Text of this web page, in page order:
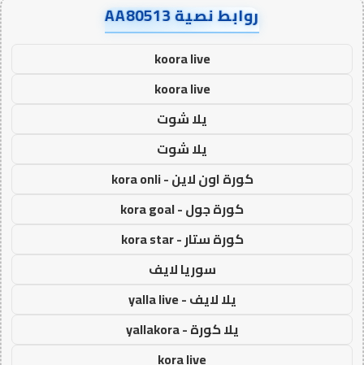
روابط نصية AA80513
koora live
koora live
يلا شوت
يلا شوت
كورة اون لاين - kora onli
كورة جول - kora goal
كورة ستار - kora star
سوريا لايف
يلا لايف - yalla live
يلا كورة - yallakora
kora live